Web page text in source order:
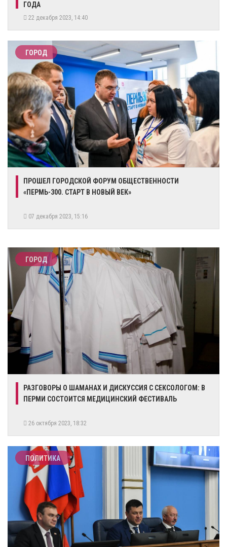
ГОДА
22 декабря 2023, 14:40
ГОРОД
​ПРОШЕЛ ГОРОДСКОЙ ФОРУМ ОБЩЕСТВЕННОСТИ
«ПЕРМЬ-300. СТАРТ В НОВЫЙ ВЕК»
07 декабря 2023, 15:16
ГОРОД
​РАЗГОВОРЫ О ШАМАНАХ И ДИСКУССИЯ С СЕКСОЛОГОМ: В
ПЕРМИ СОСТОИТСЯ МЕДИЦИНСКИЙ ФЕСТИВАЛЬ
26 октября 2023, 18:32
ПОЛИТИКА